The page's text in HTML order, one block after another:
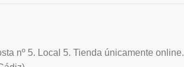
nº 5. Local 5. Tienda únicamente online.